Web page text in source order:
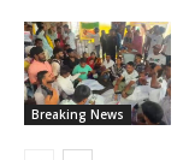
Breaking News